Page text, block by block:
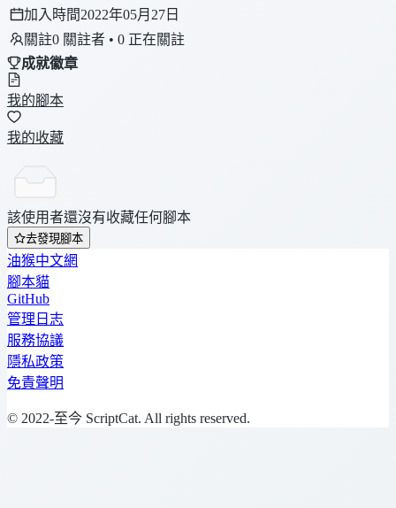
加入時間2022年05月27日
關註0 關註者 • 0 正在關註
成就徽章
我的腳本
我的收藏
該使用者還沒有收藏任何腳本
去發現腳本
油猴中文網
腳本貓
GitHub
管理日志
服務協議
隱私政策
免責聲明
© 2022-至今 ScriptCat. All rights reserved.